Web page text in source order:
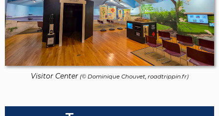
Visitor Center(© Dominique Chouvet, roadtrippin.fr)